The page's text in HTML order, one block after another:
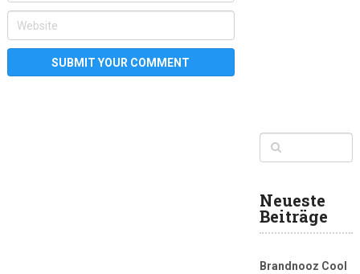
Neueste
Beiträge
Brandnooz Cool